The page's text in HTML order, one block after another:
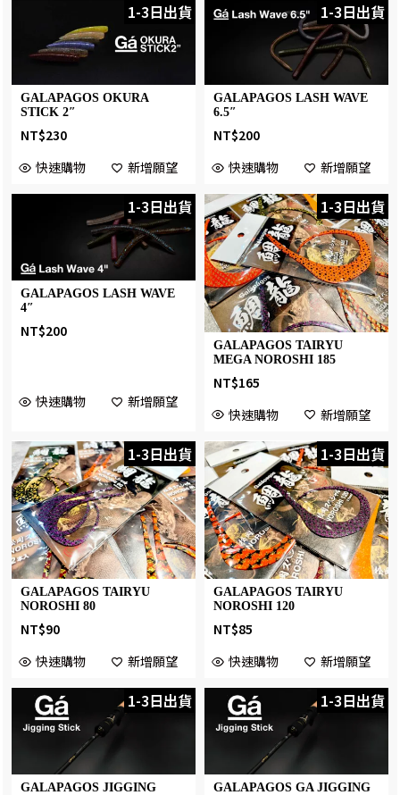
1-3日出貨
GALAPAGOS OKURA
STICK 2″
NT$230
快速購物
新增願望
1-3日出貨
GALAPAGOS LASH WAVE
6.5″
NT$200
快速購物
新增願望
1-3日出貨
GALAPAGOS LASH WAVE
4″
NT$200
快速購物 新增願望
1-3日出貨
GALAPAGOS TAIRYU
MEGA NOROSHI 185
NT$165
快速購物
新增願望
1-3日出貨
GALAPAGOS TAIRYU
NOROSHI 80
NT$90
快速購物
新增願望
1-3日出貨
GALAPAGOS TAIRYU
NOROSHI 120
NT$85
快速購物
新增願望
1-3日出貨
GALAPAGOS JIGGING
1-3日出貨
GALAPAGOS GA JIGGING